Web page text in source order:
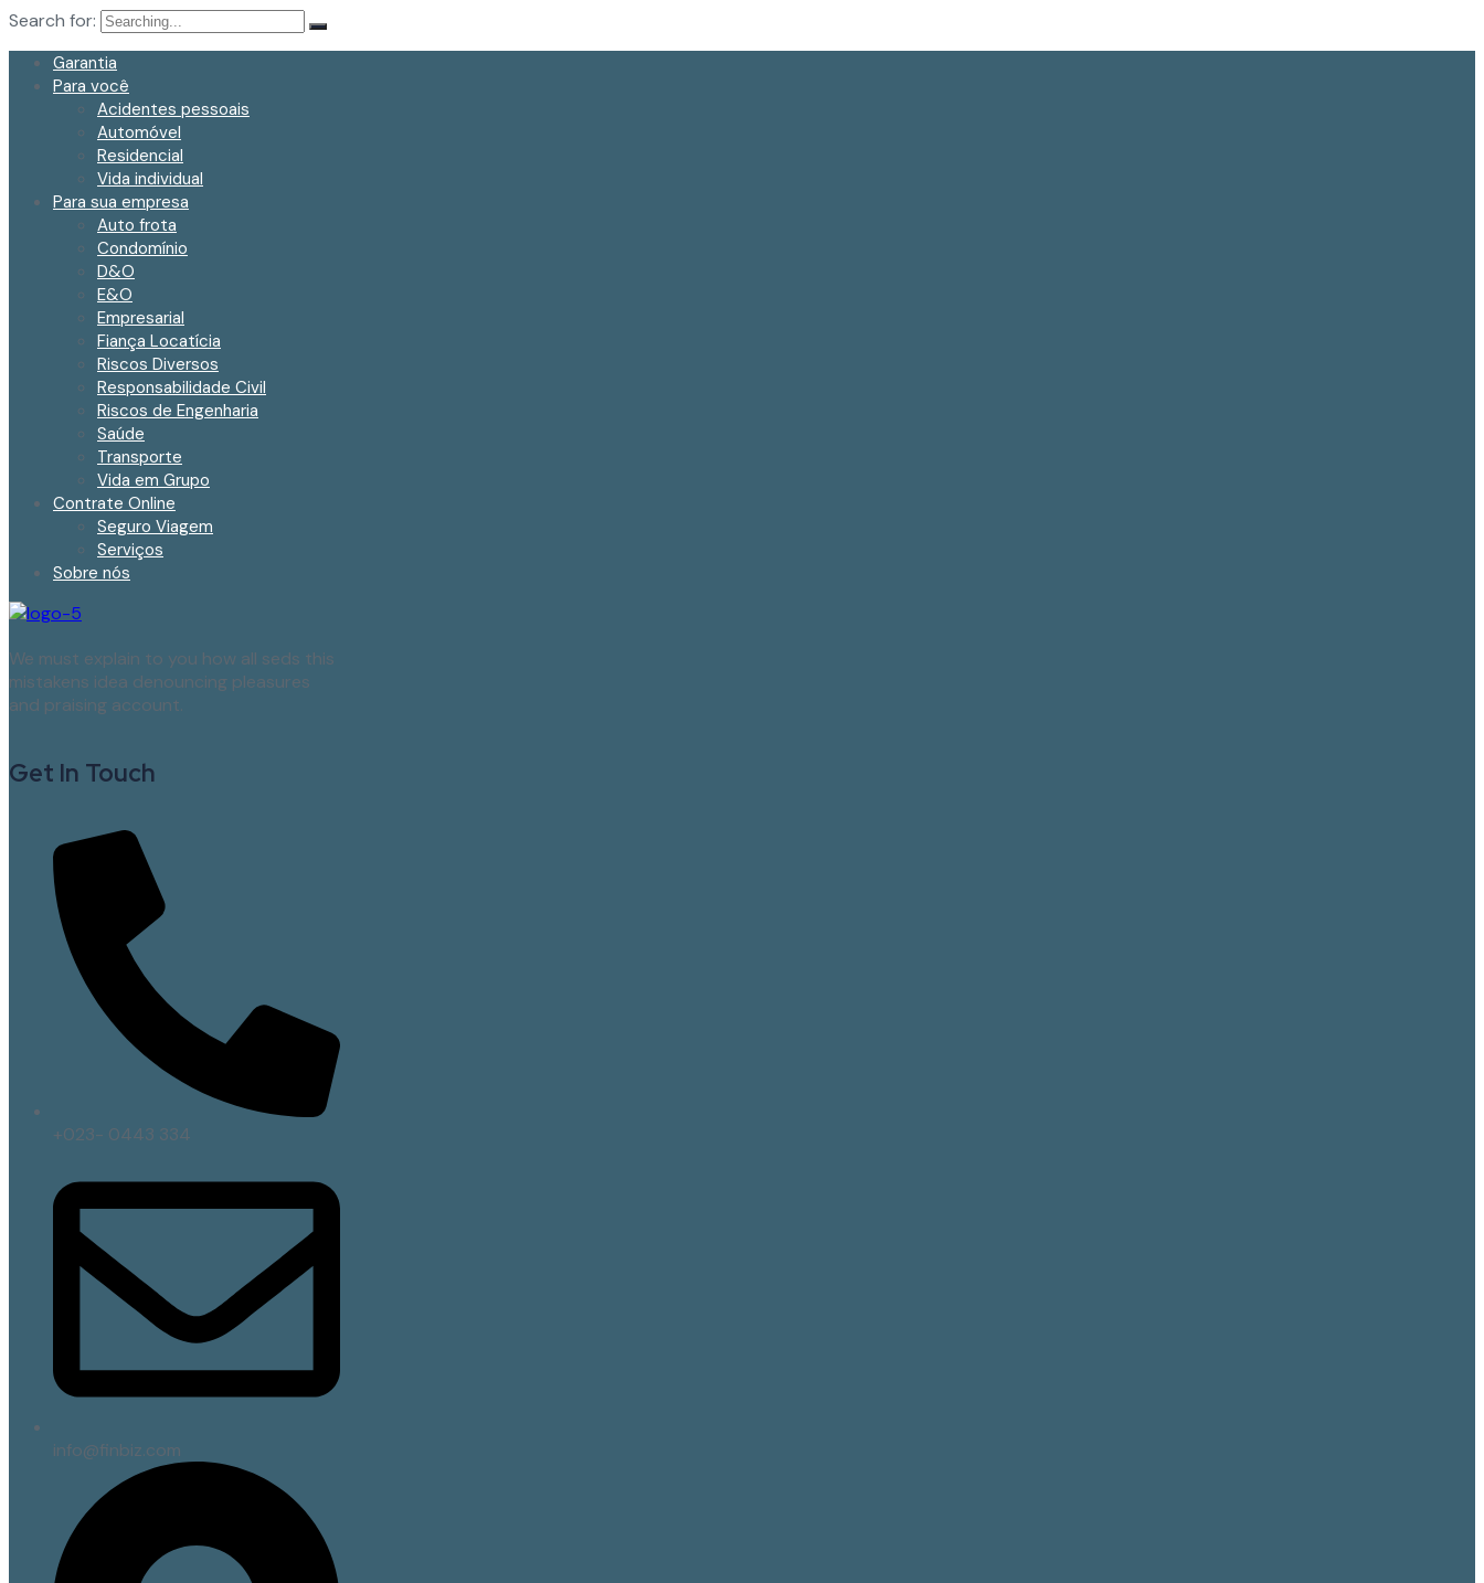
Search for:
Garantia
Para você
Acidentes pessoais
Automóvel
Residencial
Vida individual
Para sua empresa
Auto frota
Condomínio
D&O
E&O
Empresarial
Fiança Locatícia
Riscos Diversos
Responsabilidade Civil
Riscos de Engenharia
Saúde
Transporte
Vida em Grupo
Contrate Online
Seguro Viagem
Serviços
Sobre nós
We must explain to you how all seds this
mistakens idea denouncing pleasures
and praising account.
Get In Touch
+023- 0443 334
info@finbiz.com